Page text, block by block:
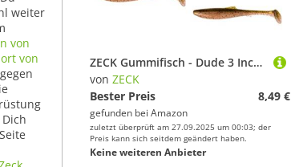
weiter
von
von
ZECK Gummifisch - Dude 3 Inch | 7,6 cm - Mossy Neck
von ZECK
Bester Preis
8,49 €
gefunden bei Amazon
zuletzt überprüft am 27.09.2025 um 00:03; der
Preis kann sich seitdem geändert haben.
Keine weiteren Anbieter